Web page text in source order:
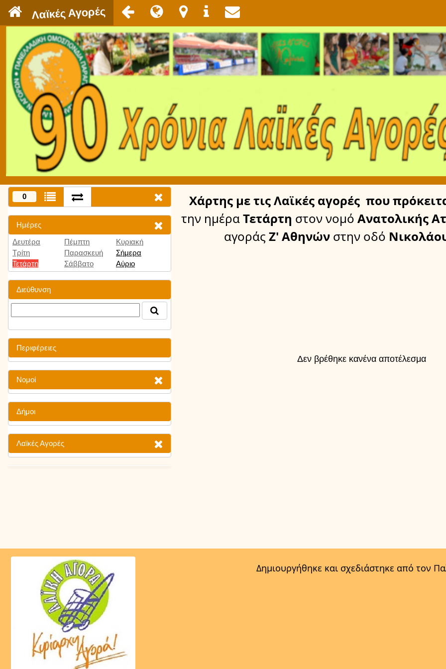
Λαϊκές Αγορές
0
Ημέρες
Δευτέρα
Τρίτη
Τετάρτη
Πέμπτη
Παρασκευή
Σάββατο
Κυριακή
Σήμερα
Αύριο
Διεύθυνση
Περιφέρειες
Νομοί
Δήμοι
Λαϊκές Αγορές
Χάρτης με τις Λαϊκές αγορές που
την ημέραΤετάρτη στον νομό Ανατολικής
αγοράς Ζ' Αθηνών στην οδό
Δεν βρέθηκε κανένα αποτέλεσμα
Δημιουργήθηκε και σχεδιάστηκε από τον